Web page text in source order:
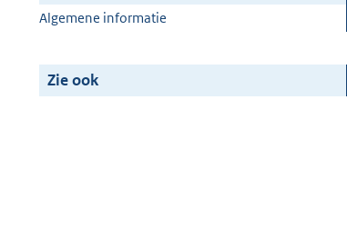
Algemene informatie
Zie ook